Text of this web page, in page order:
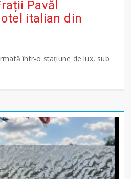
Pavăl
italian din
într-o stațiune de lux, sub